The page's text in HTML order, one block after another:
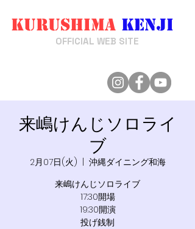
OFFICIAL WEB SITE
Kurushima Kenji
来嶋けんじソロライ
ブ
2月07日(火)
沖縄ダイニング和海
来嶋けんじソロライブ
17:30開場
19:30開演
投げ銭制